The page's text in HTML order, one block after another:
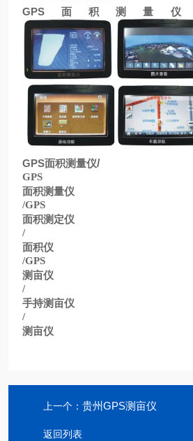
GPS 面积测量仪
GPS面积测量仪/
GPS
面积测量仪
/GPS
面积测定仪
/
面积仪
/GPS
测亩仪
/
手持测亩仪
/
测亩仪
上一个： 贵州GPS测亩仪
返回列表